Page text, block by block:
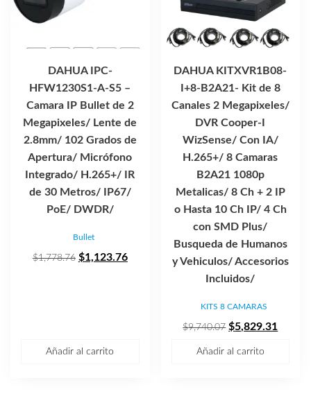
DAHUA IPC-
HFW1230S1-A-S5 –
Camara IP Bullet de 2
Megapixeles/ Lente de
2.8mm/ 102 Grados de
Apertura/ Micrófono
Integrado/ H.265+/ IR
de 30 Metros/ IP67/
PoE/ DWDR/
Bullet
$1,778.76 El
$1,123.76El
Añadir al carrito
DAHUA KITXVR1B08-
I+8-B2A21- Kit de 8
Canales 2 Megapixeles/
DVR Cooper-I
WizSense/ Con IA/
H.265+/ 8 Camaras
B2A21 1080p
Metalicas/ 8 Ch + 2 IP
o Hasta 10 Ch IP/ 4 Ch
con SMD Plus/
Busqueda de Humanos
y Vehiculos/ Accesorios
Incluidos/
KITS 8 CAMARAS
$9,740.07 El
$5,829.31
Añadir al carrito